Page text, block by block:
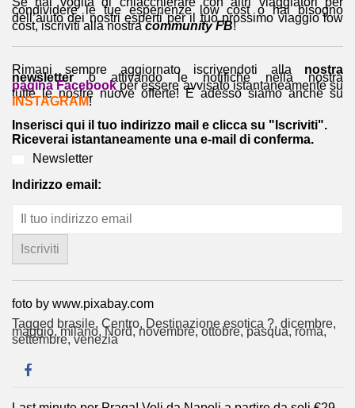
condividere le tue esperienze low cost o hai bisogno
dell’aiuto dei nostri esperti per il tuo prossimo viaggio low
cost, iscriviti alla nostracommunity FB!
Rimani sempre aggiornato iscrivendoti alla nostra
newslettero attivando le notifiche nella nostra
pagina Facebookper essere avvisato istantaneamente su
tutte le nostre nuove offerte! E adesso siamo anche su
INSTAGRAM!
Inserisci qui il tuo indirizzo mail e clicca su "Iscriviti".
Riceverai istantaneamente una e-mail di conferma.
Newsletter
Indirizzo email:
foto by www.pixabay.com
Tagged brasile, Centro, Destinazione esotica ?, dicembre,
maggio,milano,Nord,novembre,ottobre,pasqua,roma,
settembre,venezia